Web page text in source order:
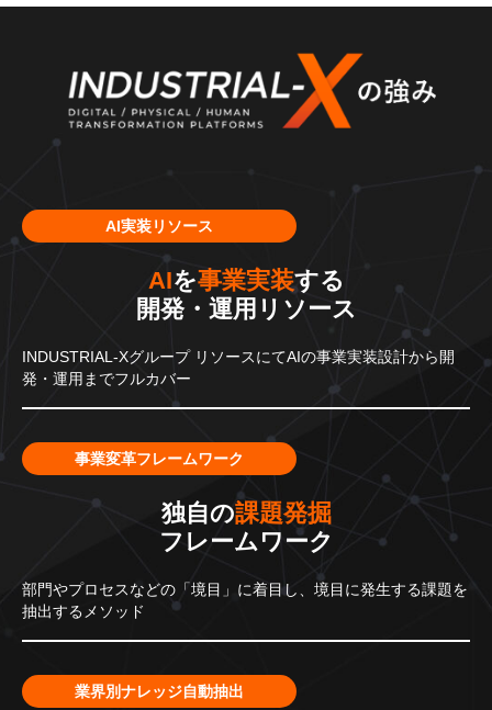
AI実装リソース
AIを事業実装する
開発・運用リソース
INDUSTRIAL-XグループリソースにてAIの事業実装設計から開
発・運用までフルカバー
事業変革フレームワーク
独自の課題発掘
フレームワーク
部門やプロセスなどの「境目」に着目し、境目に発生する課題を
抽出するメソッド
業界別ナレッジ自動抽出